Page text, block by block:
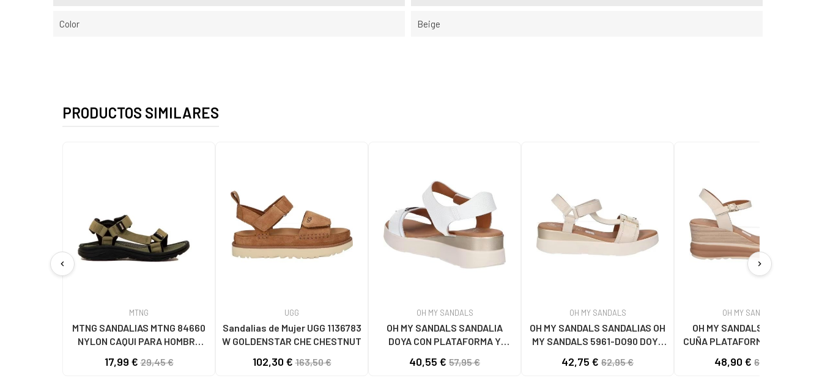
Color Beige
PRODUCTOS SIMILARES
chevron_left
MTNG
MTNG SANDALIAS MTNG 84660
NYLON CAQUI PARA HOMBRE
17,99 €29,45 €
UGG
Sandalias de Mujer UGG 1136783
W GOLDENSTAR CHE CHESTNUT
102,30 €163,50 €
OH MY SANDALS
OH MY SANDALS SANDALIA
DOYA CON PLATAFORMA Y
BLANCO
40,55 € 57,95 €
OH MY SANDALS
OH MY SANDALS SANDALIAS OH
MY SANDALS 5961-DO90 DOYA
42,75 € 62,95 €
OH MY SANDALS
OH MY SANDALS SANDALIA
CUÑA PLATAFORMA DOYA 5993
48,90 € 62,95 €
chevron_right